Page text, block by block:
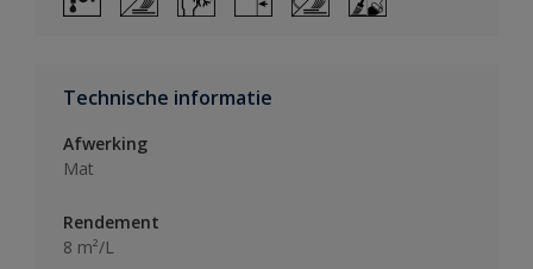
Technische informatie
Afwerking
Mat
Rendement
8 m²/L